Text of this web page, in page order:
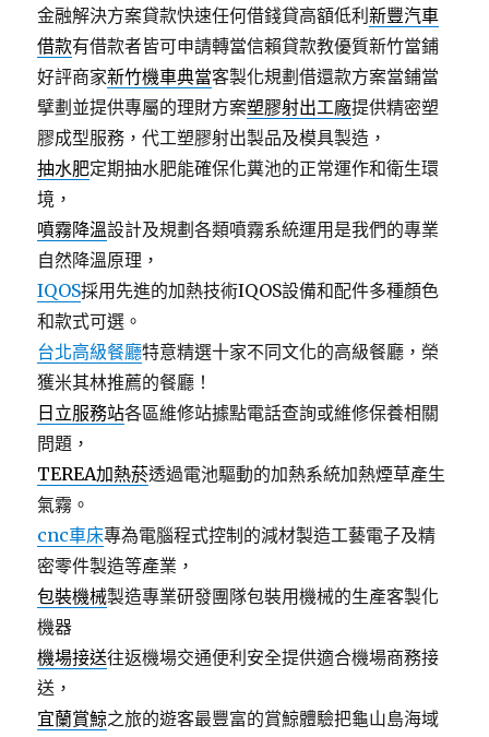
金融解決方案貸款快速任何借錢貸高額低利新豐汽車
借款有借款者皆可申請轉當信賴貸款教優質新竹當鋪
好評商家新竹機車典當客製化規劃借還款方案當鋪當
擘劃並提供專屬的理財方案塑膠射出工廠提供精密塑
膠成型服務，代工塑膠射出製品及模具製造，
抽水肥定期抽水肥能確保化糞池的正常運作和衛生環
境，
噴霧降溫設計及規劃各類噴霧系統運用是我們的專業
自然降溫原理，
IQOS採用先進的加熱技術IQOS設備和配件多種顏色
和款式可選。
台北高級餐廳特意精選十家不同文化的高級餐廳，榮
獲米其林推薦的餐廳！
日立服務站各區維修站據點電話查詢或維修保養相關
問題，
TEREA加熱菸透過電池驅動的加熱系統加熱煙草產生
氣霧。
cnc車床專為電腦程式控制的減材製造工藝電子及精
密零件製造等產業，
包裝機械製造專業研發團隊包裝用機械的生產客製化
機器
機場接送往返機場交通便利安全提供適合機場商務接
送，
宜蘭賞鯨之旅的遊客最豐富的賞鯨體驗把龜山島海域